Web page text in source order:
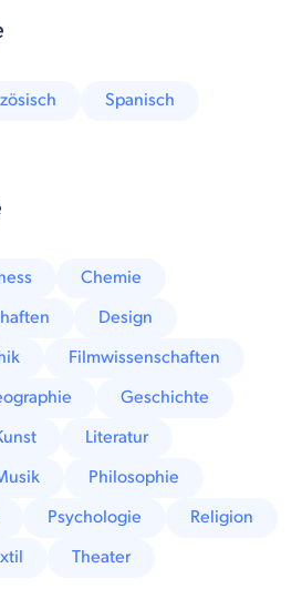
Spanisch
Chemie
Design
Filmwissenschaften
Geschichte
Literatur
Philosophie
Psychologie
Religion
Theater